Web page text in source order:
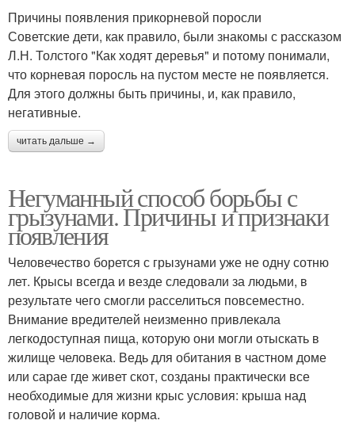
Причины появления прикорневой поросли
Советские дети, как правило, были знакомы с рассказом
Л.Н. Толстого "Как ходят деревья" и потому понимали,
что корневая поросль на пустом месте не появляется.
Для этого должны быть причины, и, как правило,
негативные.
читать дальше →
Негуманный способ борьбы с
грызунами. Причины и признаки
появления
Человечество борется с грызунами уже не одну сотню
лет. Крысы всегда и везде следовали за людьми, в
результате чего смогли расселиться повсеместно.
Внимание вредителей неизменно привлекала
легкодоступная пища, которую они могли отыскать в
жилище человека. Ведь для обитания в частном доме
или сарае где живет скот, созданы практически все
необходимые для жизни крыс условия: крыша над
головой и наличие корма.